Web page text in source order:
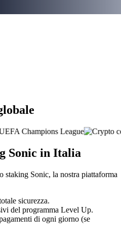
Sonic in Italia
staking Sonic, la nostra piattaforma
sicurezza.
del programma Level Up.
di ogni giorno (se